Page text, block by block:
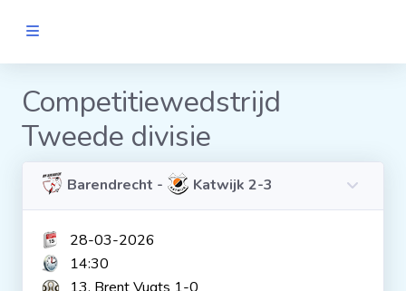
Clubs
Wedstrijden
Statistieken
Competitiewedstrijd
Tweede divisie
Barendrecht - Katwijk 2-3
28-03-2026
14:30